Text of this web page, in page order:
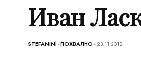
Иван
STEFANINI-ПОХВАЛНО - 23.11.2012